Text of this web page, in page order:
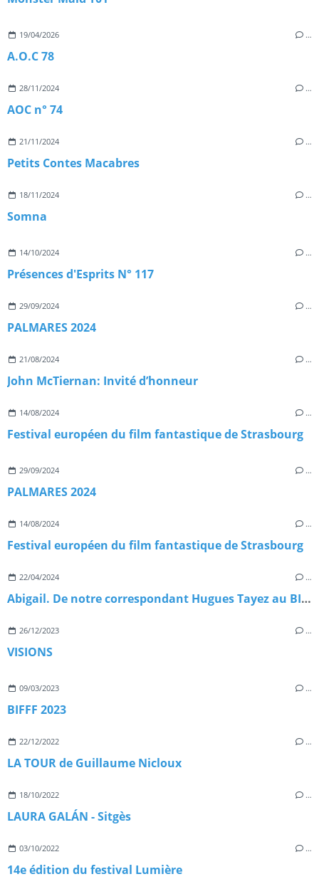
19/04/2026 …
A.O.C 78
28/11/2024 …
AOC n° 74
21/11/2024 …
Petits Contes Macabres
18/11/2024 …
Somna
14/10/2024 …
Présences d'Esprits N° 117
29/09/2024 …
PALMARES 2024
21/08/2024 …
John McTiernan: Invité d’honneur
14/08/2024 …
Festival européen du film fantastique de Strasbourg
29/09/2024 …
PALMARES 2024
14/08/2024 …
Festival européen du film fantastique de Strasbourg
22/04/2024 …
Abigail. De notre correspondant Hugues Tayez au BIFFF 2024
26/12/2023 …
VISIONS
09/03/2023 …
BIFFF 2023
22/12/2022 …
LA TOUR de Guillaume Nicloux
18/10/2022 …
LAURA GALÁN - Sitgès
03/10/2022 …
14e édition du festival Lumière